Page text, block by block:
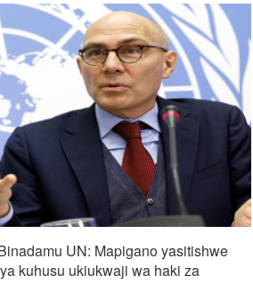
UN: Mapigano yasitishwe
kuhusu ukiukwaji wa haki za